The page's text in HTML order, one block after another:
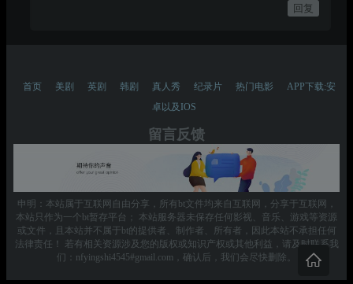
回复
首页 美剧 英剧 韩剧 真人秀 纪录片 热门电影
APP下载:安
卓以及IOS
留言反馈
申明：本站属于互联网自由分享，所有bt文件均来自互联网，分享于互联网，
本站只作为一个bt暂存平台； 本站服务器未保存任何影视、音乐、游戏等资源
或文件，且本站并不属于bt的提供者、制作者、所有者，因此本站不承担任何
法律责任！ 若有相关资源涉及您的版权或知识产权或其他利益，请及时联系我
们：nfyingshi4545#gmail.com，确认后，我们会尽快删除。